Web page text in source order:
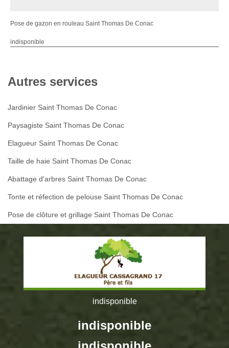
Pose de gazon en rouleau Saint Thomas De Conac
indisponible
Autres services
Jardinier Saint Thomas De Conac
Paysagiste Saint Thomas De Conac
Elagueur Saint Thomas De Conac
Taille de haie Saint Thomas De Conac
Abattage d'arbres Saint Thomas De Conac
Tonte et réfection de pelouse Saint Thomas De Conac
Pose de clôture et grillage Saint Thomas De Conac
indisponible
indisponible